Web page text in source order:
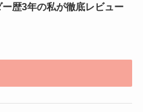
ー歴3年の私が徹底レビュー